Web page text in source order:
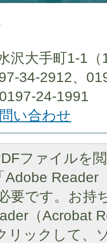
沢大手町1-1（
34-2912、
24-1991
い合わせ
ファイルを
Adobe Reader
要です。お持
（Acrobat
リックして、